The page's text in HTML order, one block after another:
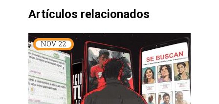
Artículos relacionados
NOV 22